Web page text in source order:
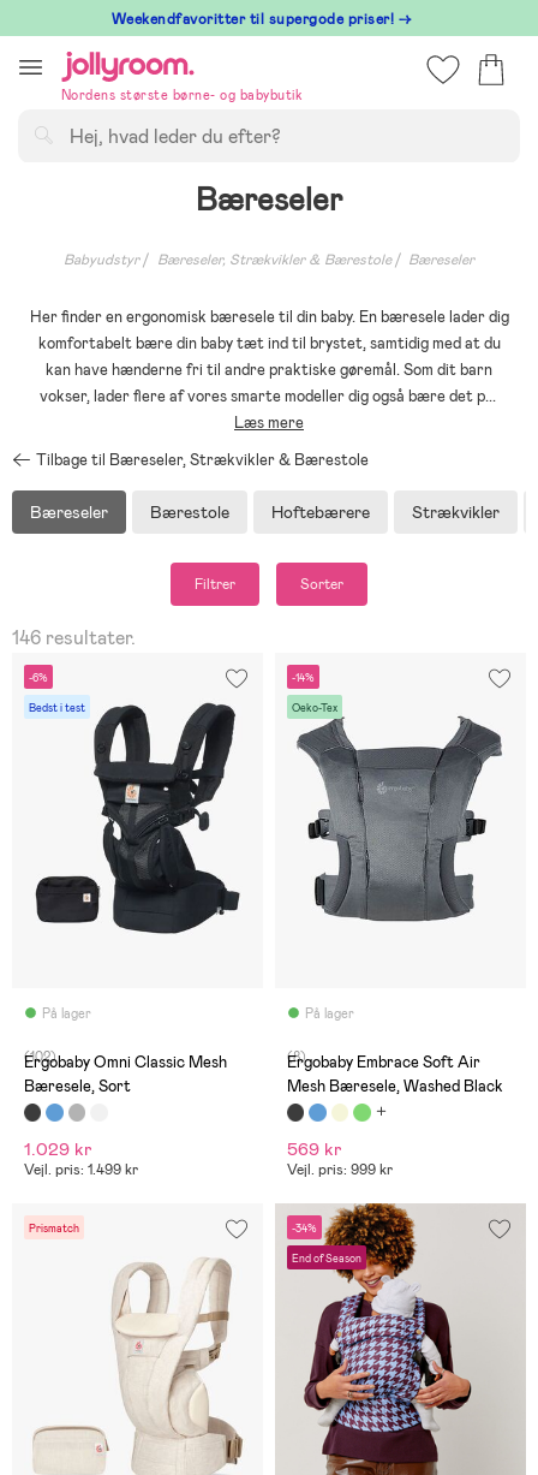
till
innehållet
⁠ Weekendfavoritter til supergode priser! →
Nordens største børne- og babybutik
Bæreseler
Babyudstyr Bæreseler, Strækvikler & Bærestole Bæreseler
Her finder en ergonomisk bæresele til din baby. En bæresele lader dig
komfortabelt bære din baby tæt ind til brystet, samtidig med at du
kan have hænderne fri til andre praktiske gøremål. Som dit barn
vokser, lader flere af vores smarte modeller dig også bære det p...
Læs mere
Tilbage til Bæreseler, Strækvikler & Bærestole
Bæreseler Bærestole Hoftebærere Strækvikler
Filtrer Sorter
146 resultater.
-6%
Bedst i test
På lager
(102)
Ergobaby Omni Classic Mesh
Bæresele, Sort
1.029 kr
Vejl. pris: 1.499 kr
-14%
Oeko-Tex
På lager
(8)
Ergobaby Embrace Soft Air
Mesh Bæresele, Washed Black
569 kr
Vejl. pris: 999 kr
Prismatch -34%
End of Season